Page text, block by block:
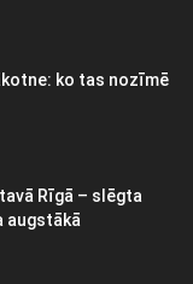
ko tas nozīmē
Rīgā – slēgta
augstākā